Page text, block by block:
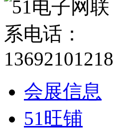
会展信息
51旺铺